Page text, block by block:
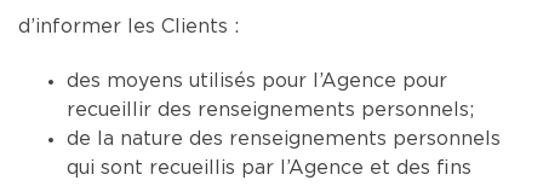
d’informer les Clients :
des moyens utilisés pour l’Agence pour
recueillir des renseignements personnels;
de la nature des renseignements personnels
qui sont recueillis par l’Agence et des fins